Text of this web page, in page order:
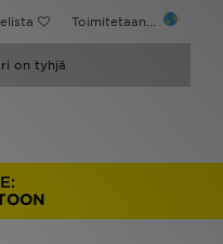
Toimitetaan...
on tyhjä